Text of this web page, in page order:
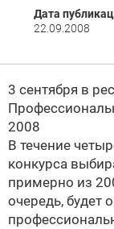
Дата
22.09.2008
3 сентября в
2008
В течение
конкурса
примерно из
очередь, будет